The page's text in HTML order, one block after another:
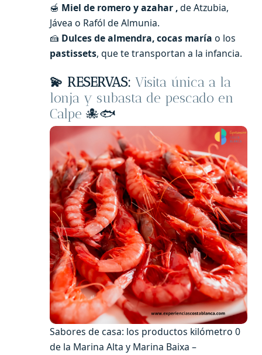
🍯 Miel de romero y azahar ,de Atzubia,
Jávea o Rafól de Almunia.
🍰 Dulces de almendra, cocas maría o los
pastissets, que te transportan a la infancia.
💫 RESERVAS: Visita única a la
lonja y subasta de pescado en
Calpe 🐙🐟
Sabores de casa: los productos kilómetro 0
de la Marina Alta y Marina Baixa –